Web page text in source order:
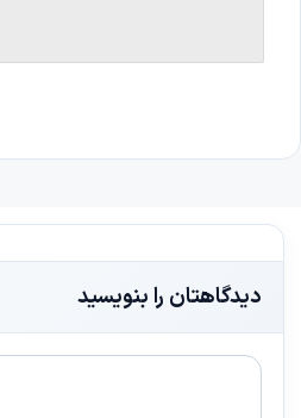
دیدگاهتان را بنویسید
دیدگاه